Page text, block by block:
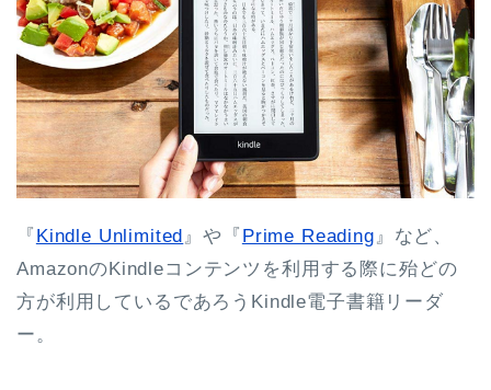
『 Kindle Unlimited 』や『 Prime Reading 』など、
AmazonのKindleコンテンツを利用する際に殆どの
方が利用しているであろうKindle電子書籍リーダ
ー。